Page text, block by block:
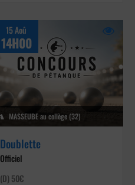
15 Aoû
14H00
MASSEUBE au collège (32)
Doublette
Officiel
(D) 50€